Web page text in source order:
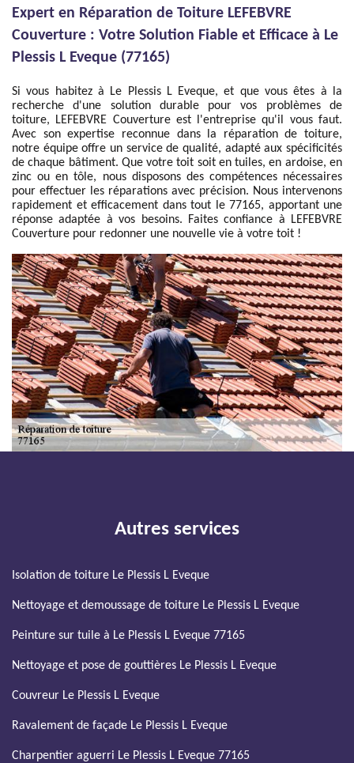
Expert en Réparation de Toiture LEFEBVRE
Couverture : Votre Solution Fiable et Efficace à Le
Plessis L Eveque (77165)
Si vous habitez à Le Plessis L Eveque, et que vous êtes à la
recherche d'une solution durable pour vos problèmes de
toiture, LEFEBVRE Couverture est l'entreprise qu'il vous faut.
Avec son expertise reconnue dans la réparation de toiture,
notre équipe offre un service de qualité, adapté aux spécificités
de chaque bâtiment. Que votre toit soit en tuiles, en ardoise, en
zinc ou en tôle, nous disposons des compétences nécessaires
pour effectuer les réparations avec précision. Nous intervenons
rapidement et efficacement dans tout le 77165, apportant une
réponse adaptée à vos besoins. Faites confiance à LEFEBVRE
Couverture pour redonner une nouvelle vie à votre toit !
Autres services
Isolation de toiture Le Plessis L Eveque
Nettoyage et demoussage de toiture Le Plessis L Eveque
Peinture sur tuile à Le Plessis L Eveque 77165
Nettoyage et pose de gouttières Le Plessis L Eveque
Couvreur Le Plessis L Eveque
Ravalement de façade Le Plessis L Eveque
Charpentier aguerri Le Plessis L Eveque 77165